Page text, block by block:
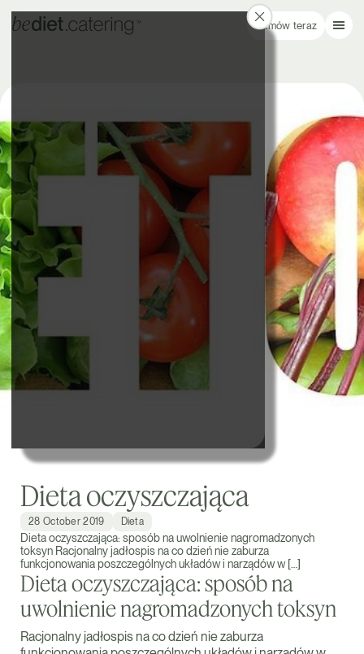
Zamów teraz
Dieta oczyszczająca
28 October 2019 Dieta
Dieta oczyszczająca: sposób na uwolnienie nagromadzonych
toksyn Racjonalny jadłospis na co dzień nie zaburza
funkcjonowania poszczególnych układów i narządów w […]
Dieta oczyszczająca: sposób na
uwolnienie nagromadzonych toksyn
Racjonalny jadłospis na co dzień nie zaburza